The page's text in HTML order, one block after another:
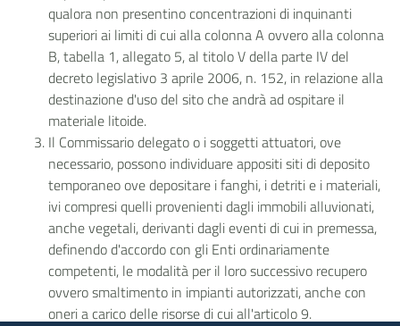
qualora non presentino concentrazioni di inquinanti
superiori ai limiti di cui alla colonna A ovvero alla colonna
B, tabella 1, allegato 5, al titolo V della parte IV del
decreto legislativo 3 aprile 2006, n. 152, in relazione alla
destinazione d'uso del sito che andrà ad ospitare il
materiale litoide.
Il Commissario delegato o i soggetti attuatori, ove
necessario, possono individuare appositi siti di deposito
temporaneo ove depositare i fanghi, i detriti e i materiali,
ivi compresi quelli provenienti dagli immobili alluvionati,
anche vegetali, derivanti dagli eventi di cui in premessa,
definendo d'accordo con gli Enti ordinariamente
competenti, le modalità per il loro successivo recupero
ovvero smaltimento in impianti autorizzati, anche con
oneri a carico delle risorse di cui all'articolo 9.